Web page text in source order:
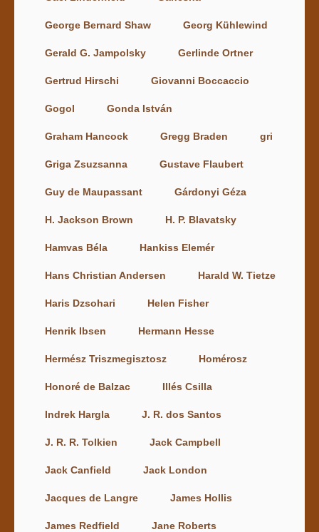
George Bernard Shaw Georg Kühlewind
Gerald G. Jampolsky Gerlinde Ortner
Gertrud Hirschi Giovanni Boccaccio
Gogol Gonda István
Graham Hancock Gregg Braden gri
Griga Zsuzsanna Gustave Flaubert
Guy de Maupassant Gárdonyi Géza
H. Jackson Brown H. P. Blavatsky
Hamvas Béla Hankiss Elemér
Hans Christian Andersen Harald W. Tietze
Haris Dzsohari Helen Fisher
Henrik Ibsen Hermann Hesse
Hermész Triszmegisztosz Homérosz
Honoré de Balzac Illés Csilla
Indrek Hargla J. R. dos Santos
J. R. R. Tolkien Jack Campbell
Jack Canfield Jack London
Jacques de Langre James Hollis
James Redfield Jane Roberts